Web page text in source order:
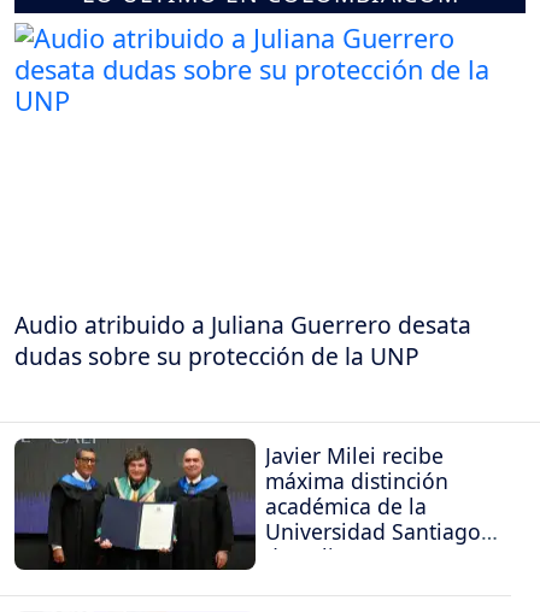
Audio atribuido a Juliana Guerrero desata
dudas sobre su protección de la UNP
Javier Milei recibe
máxima distinción
académica de la
Universidad Santiago
de Cali